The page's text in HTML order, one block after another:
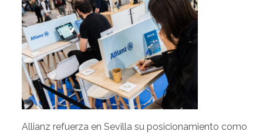
Allianz refuerza en Sevilla su posicionamiento como